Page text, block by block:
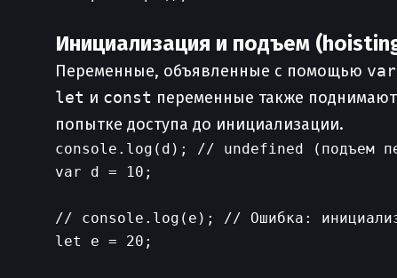
Инициализация и подъем
Переменные, объявленные с помощью var
let и const переменные также
попытке доступа до инициализации.
console.log(d); // undefined (подъем
var d = 10;
// console.log(e); // Ошибка:
let e = 20;